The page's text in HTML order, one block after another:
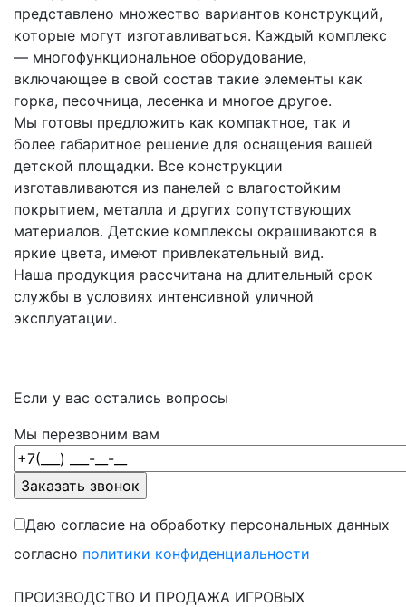
представлено множество вариантов конструкций,
которые могут изготавливаться. Каждый комплекс
— многофункциональное оборудование,
включающее в свой состав такие элементы как
горка, песочница, лесенка и многое другое.
Мы готовы предложить как компактное, так и
более габаритное решение для оснащения вашей
детской площадки. Все конструкции
изготавливаются из панелей с влагостойким
покрытием, металла и других сопутствующих
материалов. Детские комплексы окрашиваются в
яркие цвета, имеют привлекательный вид.
Наша продукция рассчитана на длительный срок
службы в условиях интенсивной уличной
эксплуатации.
Если у вас остались вопросы
Мы перезвоним вам
Даю согласие на обработку персональных данных
согласно политики конфиденциальности
ПРОИЗВОДСТВО И ПРОДАЖА ИГРОВЫХ